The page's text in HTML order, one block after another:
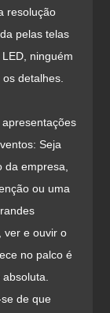
resolução
pelas telas
ninguém
detalhes.
apresentações
Seja
da empresa,
ou uma
ver e ouvir o
no palco é
de que